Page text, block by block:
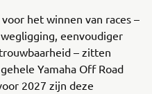
het winnen van races –
eenvoudiger
– zitten
Yamaha Off Road
2027 zijn deze